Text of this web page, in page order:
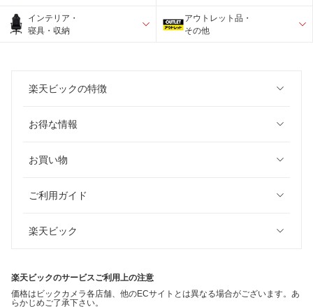
インテリア・
寝具・収納
アウトレット品・
その他
楽天ビックの特徴
お得な情報
お買い物
ご利用ガイド
楽天ビック
楽天ビックのサービスご利用上の注意
価格はビックカメラ各店舗、他のECサイトとは異なる場合がございます。あ
らかじめご了承下さい。